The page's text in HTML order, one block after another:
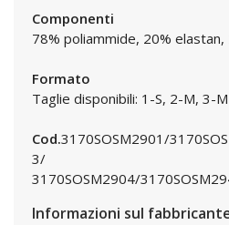
Componenti
78% poliammide, 20% elastan,
Formato
Taglie disponibili: 1-S, 2-M, 3-
Cod.3170SOSM2901/
3/
3170SOSM2904/
Informazioni sul